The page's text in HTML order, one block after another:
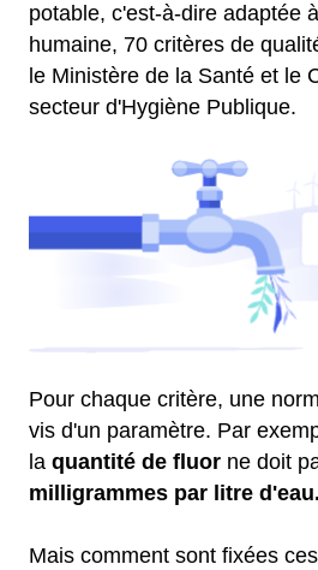
potable, c'est-à-dire adaptée
humaine, 70 critères de
le Ministère de la Santé et le
secteur d'Hygiène Publique.
Pour chaque critère, une
vis d'un paramètre. Par
la quantité de fluor ne doit
milligrammes par litre d'eau.
Mais comment sont fixées